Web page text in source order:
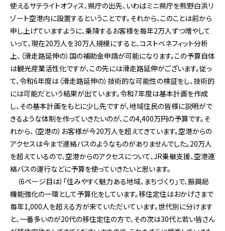
使えるサテライトオフィス、県庁の出先、いわばミニ県庁を熊野白浜リ
ゾート空港内に設置するということです。それから、このことは前から
申し上げていますように、乗降するお客様を毎年2万人ずつ増やして
いって、現在20万人を30万人規模にすると、コストベネフィット分析
上、（滑走路延伸の）国の補助金申請が可能になります。この予算自体
は観光産業活性化ですが、この先には滑走路延伸がございます。従っ
て、令和6年度は（滑走路延伸の）技術的な可能性の検証をし、技術的
には可能だという結果が出ています。令和7年度は基本計画を作成
し、その基本計画をもとに少し先ですが、地域住民の皆様に説明がで
きるような体制を作っていきたいのが、この4,400万円の予算です。そ
れから、（空港の）お客様が今20万人を超えてきています。空港からの
アクセスは今まで連絡バスのようなものがありませんでした。20万人
を超えているので、空港からのアクセスについて、JR乗継支援、空港連
絡バスの運行などに予算を使っていきたいと思います。
（6ページ目は）「住みやすく魅力ある地域、まちづくり」で、振興局
機能強化の一環として予算化をしています。移住定住はおかげさまで
毎年1,000人を超える方が来ていただいています。世代別に分けます
と、一番多いのが20代の移住定住の方で、その次は30代と若い皆さん